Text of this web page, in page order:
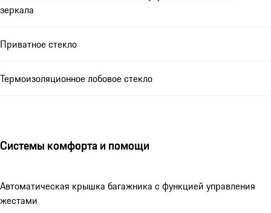
зеркала
Приватное стекло
Термоизоляционное лобовое стекло
Системы комфорта и помощи
Автоматическая крышка багажника с функцией управления
жестами